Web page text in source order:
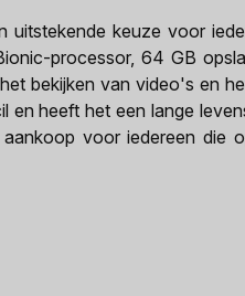
uitstekende keuze voor
processor, 64 GB
bekijken van video's en
heeft het een lange
voor iedereen die